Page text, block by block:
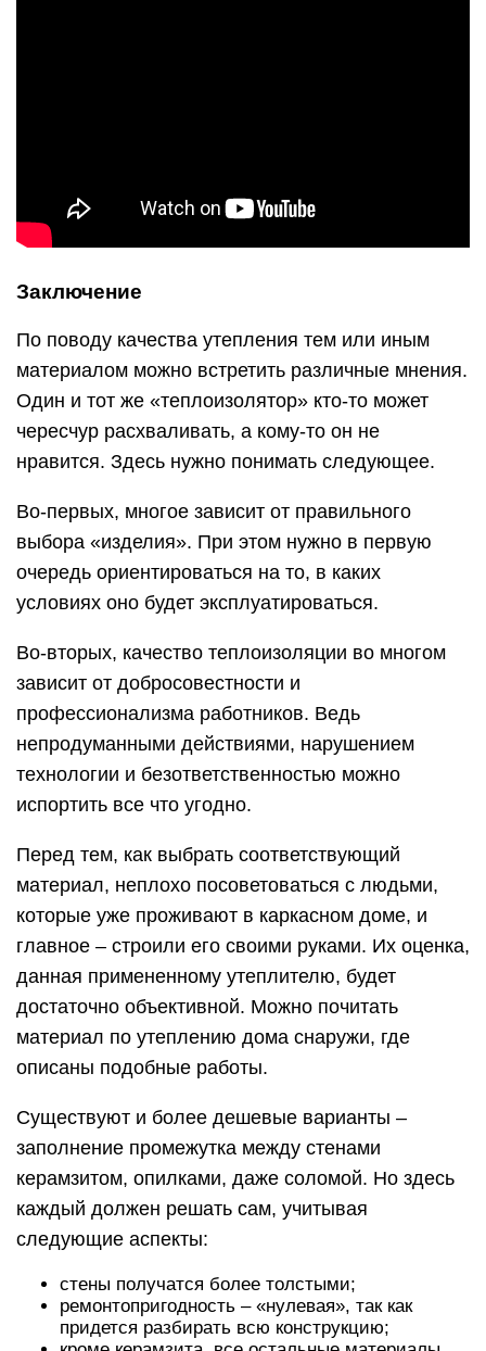
Заключение
По поводу качества утепления тем или иным
материалом можно встретить различные мнения.
Один и тот же «теплоизолятор» кто-то может
чересчур расхваливать, а кому-то он не
нравится. Здесь нужно понимать следующее.
Во-первых, многое зависит от правильного
выбора «изделия». При этом нужно в первую
очередь ориентироваться на то, в каких
условиях оно будет эксплуатироваться.
Во-вторых, качество теплоизоляции во многом
зависит от добросовестности и
профессионализма работников. Ведь
непродуманными действиями, нарушением
технологии и безответственностью можно
испортить все что угодно.
Перед тем, как выбрать соответствующий
материал, неплохо посоветоваться с людьми,
которые уже проживают в каркасном доме, и
главное – строили его своими руками. Их оценка,
данная примененному утеплителю, будет
достаточно объективной. Можно почитать
материал по утеплению дома снаружи, где
описаны подобные работы.
Существуют и более дешевые варианты –
заполнение промежутка между стенами
керамзитом, опилками, даже соломой. Но здесь
каждый должен решать сам, учитывая
следующие аспекты:
стены получатся более толстыми;
ремонтопригодность – «нулевая», так как
придется разбирать всю конструкцию;